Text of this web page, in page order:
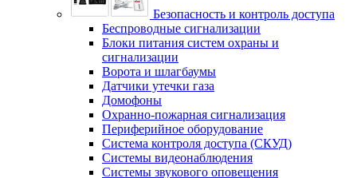
Безопасность и контроль доступа
Беспроводные сигнализации
Блоки питания систем охраны и
сигнализации
Ворота и шлагбаумы
Датчики утечки газа
Домофоны
Охранно-пожарная сигнализация
Периферийное оборудование
Система контроля доступа (СКУД)
Системы видеонаблюдения
Системы звукового оповещения